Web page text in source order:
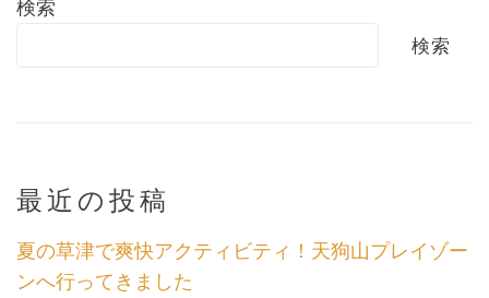
検索
検索
最近の投稿
夏の草津で爽快アクティビティ！天狗山プレイゾー
ンへ行ってきました